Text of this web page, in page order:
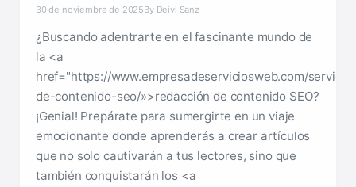
30 de noviembre de 2025By Deivi Sanz
¿Buscando adentrarte en el fascinante mundo de
la <a
href="https://www.empresadeserviciosweb.com/
de-contenido-seo/»>redacción de contenido SEO?
¡Genial! Prepárate para sumergirte en un viaje
emocionante donde aprenderás a crear artículos
que no solo cautivarán a tus lectores, sino que
también conquistarán los <a